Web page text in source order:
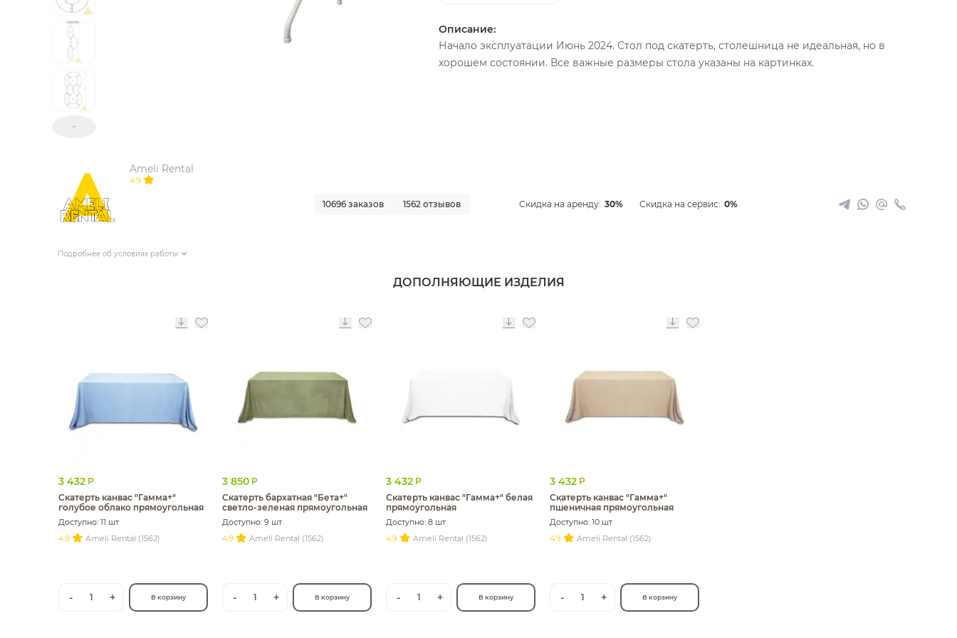
ИЗДЕЛИЯ ДЛЯ КОМФОРТА
Описание:
Начало эксплуатации Июнь 2024. Стол под скатерть, столешница не идеальная, но в
хорошем состоянии. Все важные размеры стола указаны на картинках.
Ameli Rental
4.9
Подробнее об условиях работы
10696 заказов 1562 отзывов Скидка на аренду: 30% Скидка на сервис: 0%
ДОПОЛНЯЮЩИЕ ИЗДЕЛИЯ
3 432 Р
Скатерть канвас "Гамма+"
голубое облако прямоугольная
Доступно: 11 шт
4.9
Ameli Rental (1562)
- 1 + В корзину
3 850 Р
Скатерть бархатная "Бета+"
светло-зеленая прямоугольная
Доступно: 9 шт
4.9
Ameli Rental (1562)
- 1 + В корзину
3 432 Р
Скатерть канвас "Гамма+" белая
прямоугольная
Доступно: 8 шт
4.9
Ameli Rental (1562)
- 1 + В корзину
3 432 Р
Скатерть канвас "Гамма+"
пшеничная прямоугольная
Доступно: 10 шт
4.9
Ameli Rental (1562)
- 1 + В корзину